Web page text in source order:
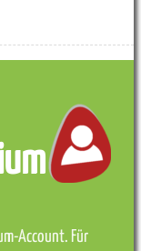
Account. Für